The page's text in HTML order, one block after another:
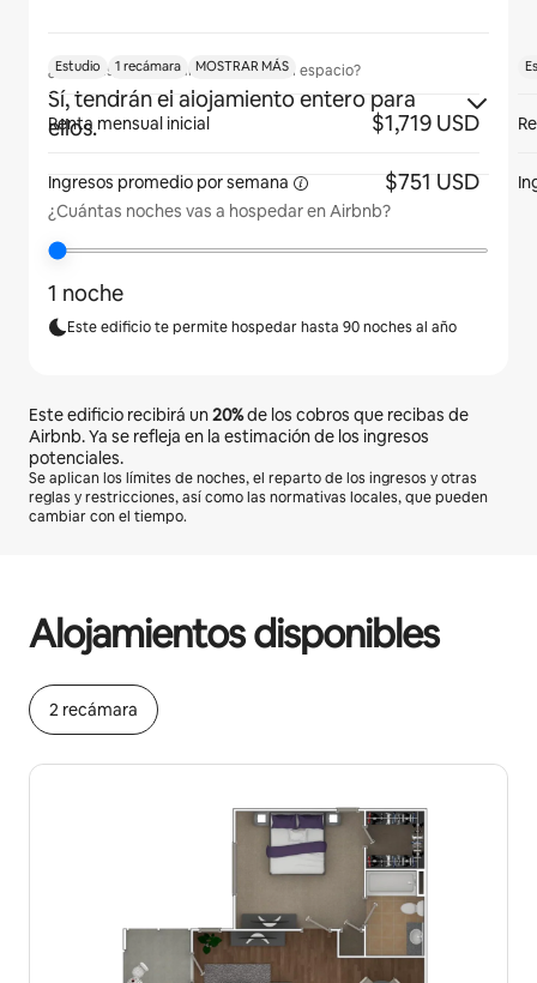
¿Los huéspedes podrán usar todo el espacio?
Sí, tendrán el alojamiento entero para
ellos.
¿Cuántas noches vas a hospedar en Airbnb?
1 noche
Este edificio te permite hospedar hasta 90 noches al año
Este edificio recibirá un20%de los cobros que recibas de
Airbnb. Ya se refleja en la estimación de los ingresos
potenciales.
Se aplican los límites de noches, el reparto de los ingresos y otras
reglas y restricciones, así como las normativas locales, que pueden
cambiar con el tiempo.
Alojamientos disponibles
2 recámara
Estudio 1 recámara MOSTRAR MÁS
Renta mensual inicial $1,719 USD
Ingresos promedio porsemana $751 USD